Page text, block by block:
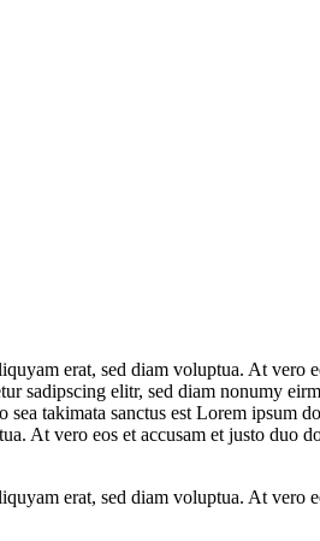
erat, sed diam voluptua. At vero
sadipscing elitr, sed diam nonumy
takimata sanctus est Lorem ipsum
At vero eos et accusam et justo duo
erat, sed diam voluptua. At vero